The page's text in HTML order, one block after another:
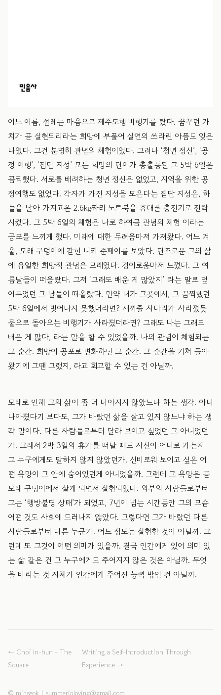
어느 여름, 설레는 마음으로 제주도행 비행기를 탔다. 꿈꾸던 가
치가 곧 실현되리라는 희망에 부풀어 실연의 쓰라린 아픔도 잊은
나였다. 그건 분명히 관념의 체험이었다. 그러나 ‘청년 정신’, ‘공
정 여행’, ‘집단 지성’ 모든 희망의 단어가 총출동된 그 5박 6일은
끔찍했다. 서로를 배려하는 청년 정신은 없었고, 지역을 위한 공
정여행도 없었다. 각자가 가진 지성을 모은다는 집단 지성은, 하
늘을 날아 가지고온 2.6kg짜리 노트북을 휴대폰 충전기로 전락
시켰다. 그 5박 6일의 체험은 나로 하여금 관념의 체험 이라는
공포를 느끼게 했다. 미래에 대한 두려움마저 가져왔다. 어느 겨
울, 모래 구덩이에 갇힌 니키 준페이를 보았다. 단조로운 그의 삶
에 유일한 희망적 관념은 모래였다. 경이로움마저 느꼈다. 그 여
름날들이 떠올랐다. 그저 ‘그래도 배운 게 많았지’ 라는 말로 덮
어두었던 그 날들이 떠올랐다. 만약 내가 그곳에서, 그 끔찍했던
5박 6일에서 벗어나지 못했더라면? 새끼줄 사다리가 사라졌듯
뭍으로 돌아오는 비행기가 사라졌더라면? 그래도 나는 그래도
배운 게 많다, 라는 말을 할 수 있었을까. 나의 관념이 체험되는
그 순간. 희망이 공포로 변화하던 그 순간. 그 순간을 거쳐 돌아
왔기에 그땐 그랬지, 라고 회고할 수 있는 건 아닐까.
모래로 인해 그의 삶이 좀 더 나아지지 않았느냐 하는 생각. 아니
나아졌다기 보다도, 그가 바랐던 삶을 살고 있지 않느냐 하는 생
각 말이다. 다른 사람들로부터 달라 보이고 싶었던 그 아니었던
가. 그래서 2박 3일의 휴가를 떠날 때도 자신이 어디로 가는지
그 누구에게도 말하지 않지 않았던가. 신비로워 보이고 싶은 어
떤 욕망이 그 안에 숨어있던게 아니었을까. 그런데 그 욕망은 곧
모래 구덩이에서 살게 되면서 실현되었다. 외부의 사람들로부터
그는 ‘행방불명 상태’가 되었고, 7년이 넘는 시간동안 그의 모습
어떤 것도 사회에 드러나지 않았다. 그렇다면 그가 바랐던 다른
사람들로부터 다른 누군가. 어느 정도는 실현한 것이 아닐까. 그
런데 또 그것이 어떤 의미가 있을까. 결국 인간에게 있어 의미 있
는 삶 같은 건 그 누구에게도 주어지지 않은 것은 아닐까. 무엇
을 바라는 것 자체가 인간에게 주어진 능력 밖인 건 아닐까.
← Choi In-hun - The
Square
Writing a Self-Introduction Through
Experience →